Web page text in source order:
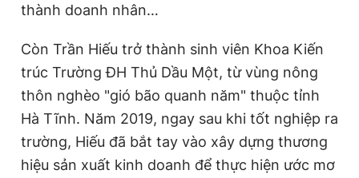
thành doanh nhân…
Còn Trần Hiếu trở thành sinh viên Khoa Kiến
trúc Trường ĐH Thủ Dầu Một, từ vùng nông
thôn nghèo "gió bão quanh năm" thuộc tỉnh
Hà Tĩnh. Năm 2019, ngay sau khi tốt nghiệp ra
trường, Hiếu đã bắt tay vào xây dựng thương
hiệu sản xuất kinh doanh để thực hiện ước mơ